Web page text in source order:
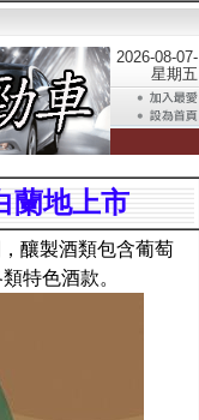
2026-08-07-
星期五
蘭地上市
釀製酒類包含葡萄
特色酒款。